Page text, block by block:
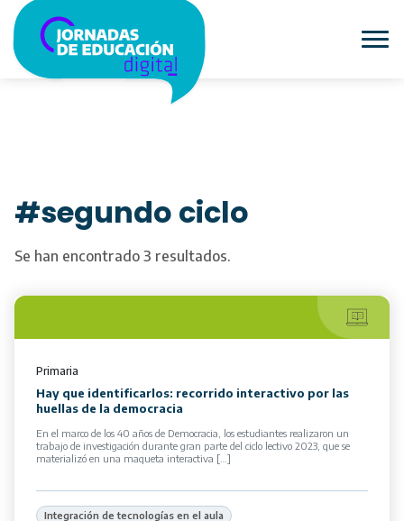
#segundo ciclo
Se han encontrado 3 resultados.
Primaria
Hay que identificarlos: recorrido interactivo por las
huellas de la democracia
En el marco de los 40 años de Democracia, los estudiantes realizaron un
trabajo de investigación durante gran parte del ciclo lectivo 2023, que se
materializó en una maqueta interactiva […]
Integración de tecnologías en el aula